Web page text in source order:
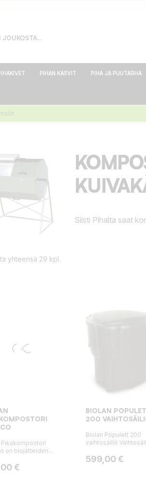
PIHAN KASVIT PIHA JA PUUTARHA
Siisti Pihalta saat
yhteensä 29 kpl.
Pikakompostori
on biojätteiden...
€
BIOLAN
200
Biolan Populett 200
vaihtosäiliö
Hinta
599,00 €